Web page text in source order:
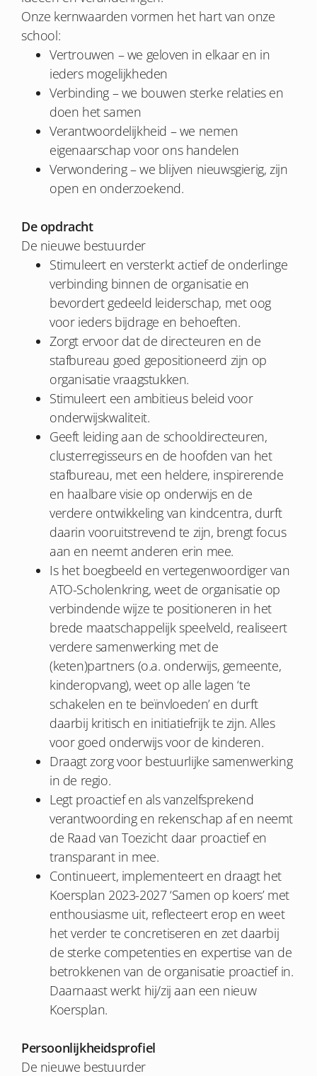
Onze kernwaarden vormen het hart van onze
school:
Vertrouwen – we geloven in elkaar en in
ieders mogelijkheden
Verbinding – we bouwen sterke relaties en
doen het samen
Verantwoordelijkheid – we nemen
eigenaarschap voor ons handelen
Verwondering – we blijven nieuwsgierig, zijn
open en onderzoekend.
De opdracht
De nieuwe bestuurder
Stimuleert en versterkt actief de onderlinge
verbinding binnen de organisatie en
bevordert gedeeld leiderschap, met oog
voor ieders bijdrage en behoeften.
Zorgt ervoor dat de directeuren en de
stafbureau goed gepositioneerd zijn op
organisatie vraagstukken.
Stimuleert een ambitieus beleid voor
onderwijskwaliteit.
Geeft leiding aan de schooldirecteuren,
clusterregisseurs en de hoofden van het
stafbureau, met een heldere, inspirerende
en haalbare visie op onderwijs en de
verdere ontwikkeling van kindcentra, durft
daarin vooruitstrevend te zijn, brengt focus
aan en neemt anderen erin mee.
Is het boegbeeld en vertegenwoordiger van
ATO-Scholenkring, weet de organisatie op
verbindende wijze te positioneren in het
brede maatschappelijk speelveld, realiseert
verdere samenwerking met de
(keten)partners (o.a. onderwijs, gemeente,
kinderopvang), weet op alle lagen ‘te
schakelen en te beïnvloeden’ en durft
daarbij kritisch en initiatiefrijk te zijn. Alles
voor goed onderwijs voor de kinderen.
Draagt zorg voor bestuurlijke samenwerking
in de regio.
Legt proactief en als vanzelfsprekend
verantwoording en rekenschap af en neemt
de Raad van Toezicht daar proactief en
transparant in mee.
Continueert, implementeert en draagt het
Koersplan 2023-2027 ‘Samen op koers’ met
enthousiasme uit, reflecteert erop en weet
het verder te concretiseren en zet daarbij
de sterke competenties en expertise van de
betrokkenen van de organisatie proactief in.
Daarnaast werkt hij/zij aan een nieuw
Koersplan.
Persoonlijkheidsprofiel
De nieuwe bestuurder